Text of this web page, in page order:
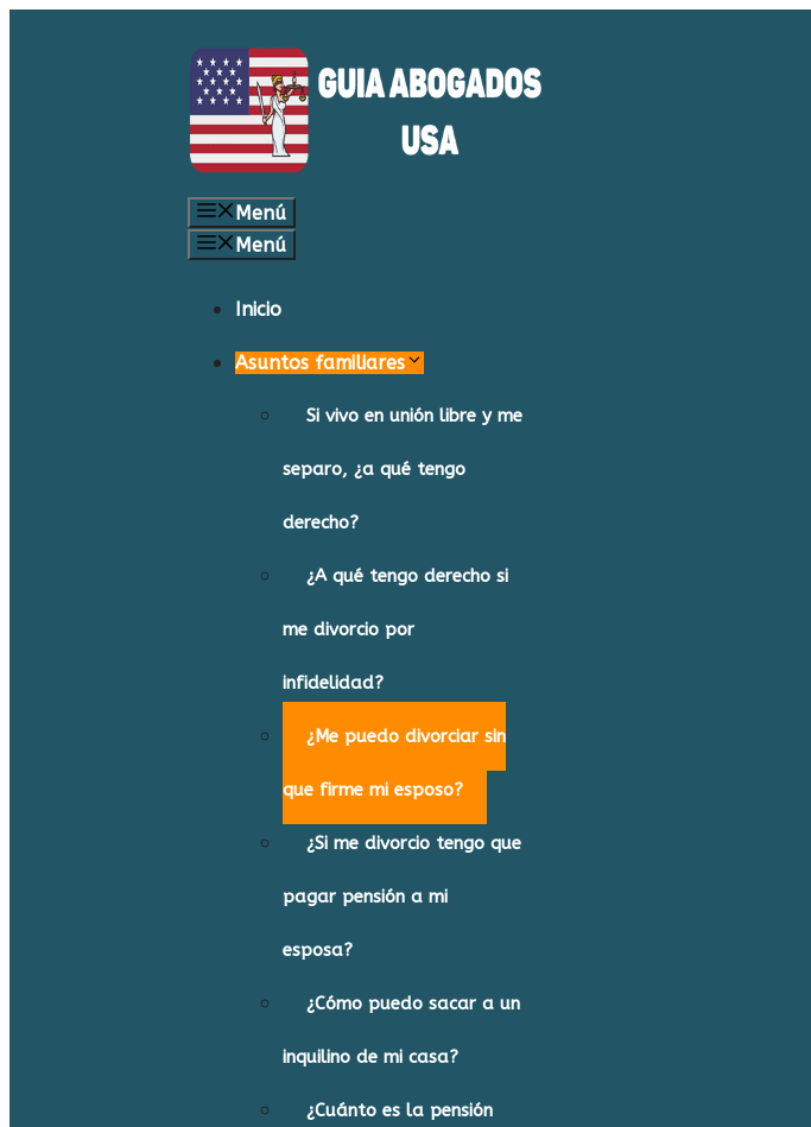
Menú
Menú
Inicio
Asuntos familiares
Si vivo en unión libre y me
separo, ¿a qué tengo
derecho?
¿A qué tengo derecho si
me divorcio por
infidelidad?
¿Me puedo divorciar sin
que firme mi esposo?
¿Si me divorcio tengo que
pagar pensión a mi
esposa?
¿Cómo puedo sacar a un
inquilino de mi casa?
¿Cuánto es la pensión